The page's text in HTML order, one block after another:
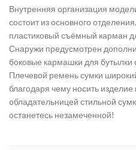
Внутренняя организация
состоит из основного
пластиковый съёмный карман
Снаружи предусмотрен
боковые кармашки для бутылки
Плечевой ремень сумки
благодаря чему носить
обладательницей стильной
останетесь незамеченной!